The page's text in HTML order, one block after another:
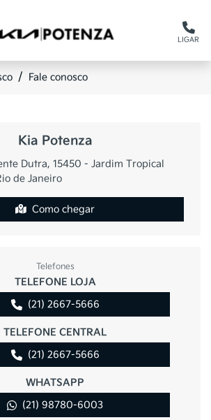
LIGAR
Fale conosco
Kia Potenza
Dutra, 15450 - Jardim Tropical
de Janeiro
Como chegar
Telefones
TELEFONE LOJA
(21) 2667-5666
TELEFONE CENTRAL
(21) 2667-5666
WHATSAPP
(21) 98780-6003